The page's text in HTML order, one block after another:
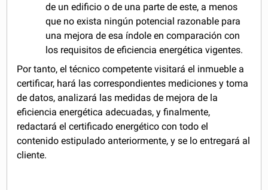
de un edificio o de una parte de este, a menos
que no exista ningún potencial razonable para
una mejora de esa índole en comparación con
los requisitos de eficiencia energética vigentes.
Por tanto, el técnico competente visitará el inmueble a
certificar, hará las correspondientes mediciones y toma
de datos, analizará las medidas de mejora de la
eficiencia energética adecuadas, y finalmente,
redactará el certificado energético con todo el
contenido estipulado anteriormente, y se lo entregará al
cliente.